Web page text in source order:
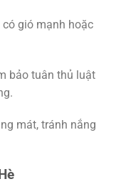
gió mạnh hoặc
bảo tuân thủ luật
mát, tránh nắng